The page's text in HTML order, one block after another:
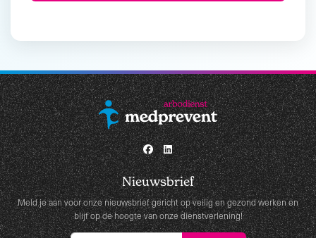
Nieuwsbrief
Meld je aan voor onze nieuwsbrief gericht op veilig en gezond werken en
blijf op de hoogte van onze dienstverlening!